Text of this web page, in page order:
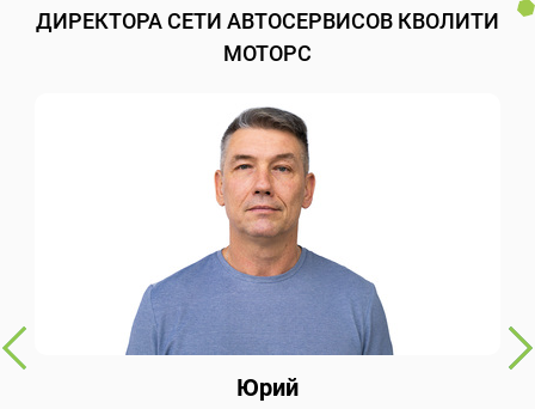
ДИРЕКТОРА СЕТИ АВТОСЕРВИСОВ КВОЛИТИ
МОТОРС
Юрий